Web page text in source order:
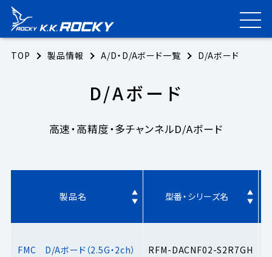
TOP 製品情報 A/D・D/Aボード一覧 D/Aボード
D/Aボード
高速・高精度・多チャンネルD/Aボード
製品名 型番・シリーズ名
FMC D/Aボード（2.5G・2ch） RFM-DACNF02-S2R7GH